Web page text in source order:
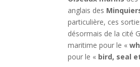
anglais des
particulière, ces
désormais de la cité
maritime pour le «
pour le « bird, seal